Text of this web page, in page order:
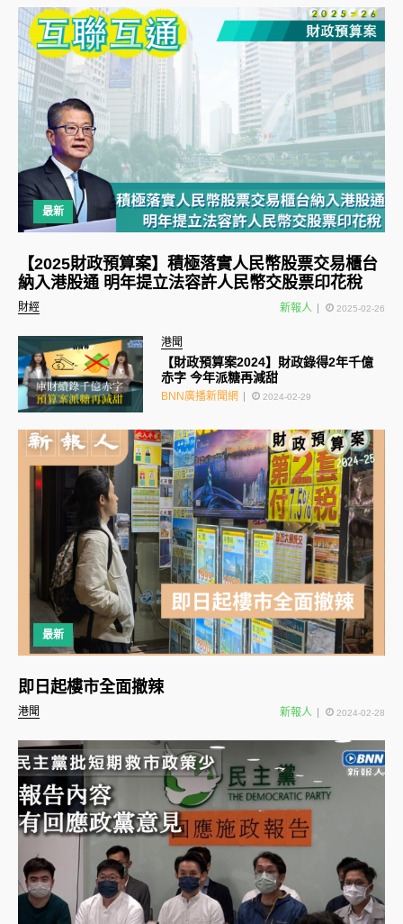
最新
財經
【2025財政預算案】積極落實人民幣股票交易櫃台
納入港股通 明年提立法容許人民幣交股票印花稅
新報人 2025-02-26
港聞
【財政預算案2024】財政錄得2年千億
赤字 今年派糖再減甜
BNN廣播新聞網 2024-02-29
最新
港聞
即日起樓市全面撤辣
新報人 2024-02-28